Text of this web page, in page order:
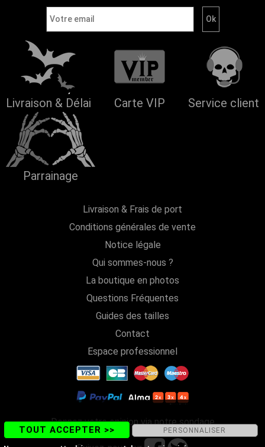
Livraison & Délai Carte VIP Service client
Parrainage
Livraison & Frais de port
Conditions générales de vente
Notice légale
Qui sommes-nous ?
La boutique en photos
Questions Fréquentes
Guides des tailles
Contact
Espace professionnel
Donnez votre opinion via notre sondage
TOUT ACCEPTER >> PERSONNALISER